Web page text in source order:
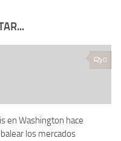
0
en Washington hace
los mercados